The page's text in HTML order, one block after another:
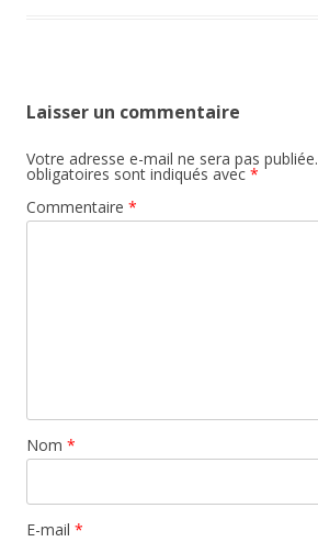
Laisser un commentaire
Votre adresse e-mail ne sera pas publiée.
obligatoires sont indiqués avec *
Commentaire *
Nom *
E-mail *